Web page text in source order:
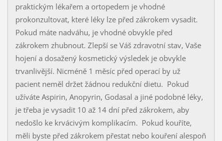
praktickým lékařem a ortopedem je vhodné
prokonzultovat, které léky lze před zákrokem vysadit.
Pokud máte nadváhu, je vhodné obvykle před
zákrokem zhubnout. Zlepší se Váš zdravotní stav, Vaše
hojení a dosažený kosmetický výsledek je obvykle
trvanlivější. Nicméně 1 měsíc před operací by už
pacient neměl držet žádnou redukční dietu. Pokud
užíváte Aspirin, Anopyrin, Godasal a jiné podobné léky,
je třeba je vysadit 10 až 14 dní před zákrokem, aby
nedošlo ke krvácivým komplikacím. Pokud kouříte,
měli byste před zákrokem přestat nebo kouření alespoň